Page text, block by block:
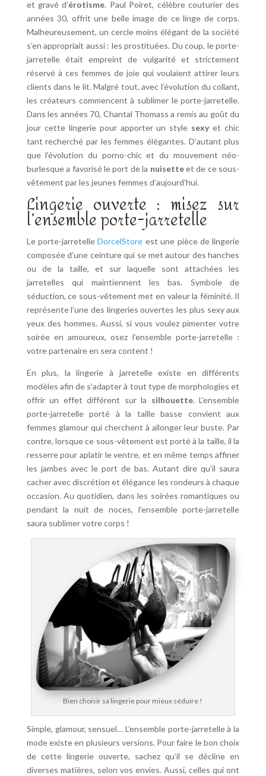
et gravé d’érotisme. Paul Poiret, célèbre couturier des
années 30, offrit une belle image de ce linge de corps.
Malheureusement, un cercle moins élégant de la société
s’en appropriait aussi : les prostituées. Du coup, le porte-
jarretelle était empreint de vulgarité et strictement
réservé à ces femmes de joie qui voulaient attirer leurs
clients dans le lit. Malgré tout, avec l’évolution du collant,
les créateurs commencent à sublimer le porte-jarretelle.
Dans les années 70, Chantal Thomass a remis au goût du
jour cette lingerie pour apporter un style sexyet chic
tant recherché par les femmes élégantes. D’autant plus
que l’évolution du porno-chic et du mouvement néo-
burlesque a favorisé le port de la nuisetteet de ce sous-
vêtement par les jeunes femmes d’aujourd’hui.
Lingerie ouverte : misez sur
l’ensemble porte-jarretelle
Le porte-jarretelleDorcelStore est une pièce de lingerie
composée d’une ceinture qui se met autour des hanches
ou de la taille, et sur laquelle sont attachées les
jarretelles qui maintiennent les bas. Symbole de
séduction, ce sous-vêtement met en valeur la féminité. Il
représente l’une des lingeries ouvertes les plus sexy aux
yeux des hommes. Aussi, si vous voulez pimenter votre
soirée en amoureux, osez l’ensemble porte-jarretelle :
votre partenaire en sera content !
En plus, la lingerie à jarretelle existe en différents
modèles afin de s’adapter à tout type de morphologies et
offrir un effet différent sur la silhouette. L’ensemble
porte-jarretelle porté à la taille basse convient aux
femmes glamour qui cherchent à allonger leur buste. Par
contre, lorsque ce sous-vêtement est porté à la taille, il la
resserre pour aplatir le ventre, et en même temps affiner
les jambes avec le port de bas. Autant dire qu’il saura
cacher avec discrétion et élégance les rondeurs à chaque
occasion. Au quotidien, dans les soirées romantiques ou
pendant la nuit de noces, l’ensemble porte-jarretelle
saura sublimer votre corps !
Bien choisir sa lingerie pour mieux séduire !
Simple, glamour, sensuel… L’ensemble porte-jarretelle à la
mode existe en plusieurs versions. Pour faire le bon choix
de cette lingerie ouverte, sachez qu’il se décline en
diverses matières, selon vos envies. Aussi, celles qui ont